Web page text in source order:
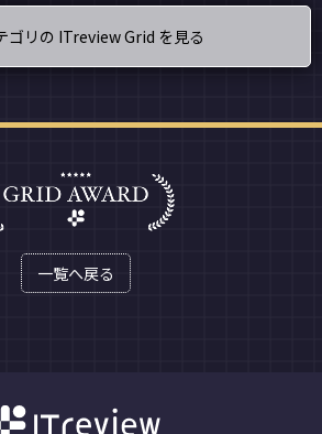
ゴリの ITreview Grid を見る
一覧へ戻る